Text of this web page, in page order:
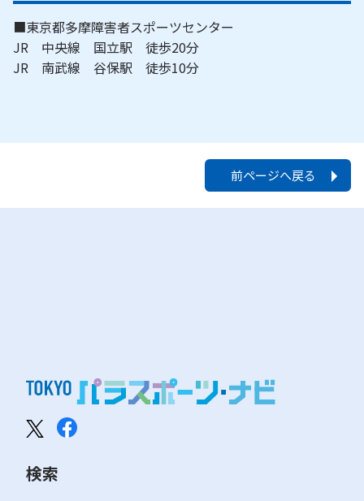
■東京都多摩障害者スポーツセンター
JR 中央線 国立駅 徒歩20分
JR 南武線 谷保駅 徒歩10分
前ページへ戻る
検索